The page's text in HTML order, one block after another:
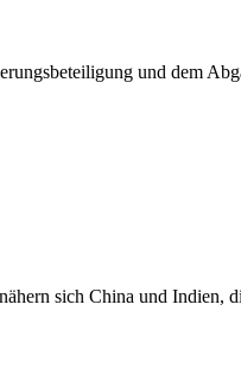
und dem
sich China und Indien,